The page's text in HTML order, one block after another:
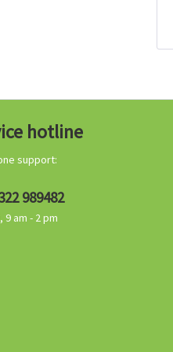
hotline
support:
989482
9 am - 2 pm